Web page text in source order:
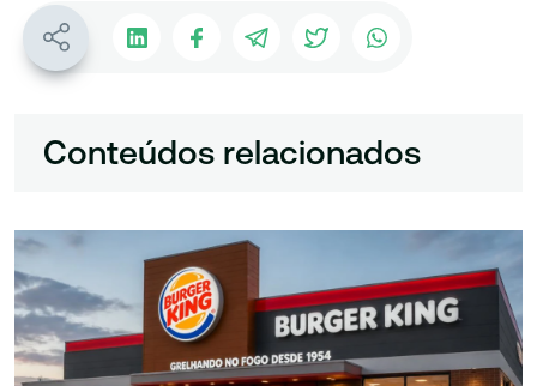
Conteúdos relacionados